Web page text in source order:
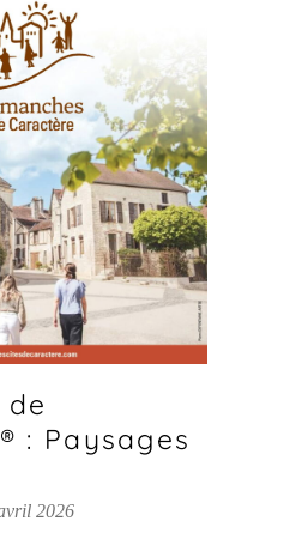
de
: Paysages
2026